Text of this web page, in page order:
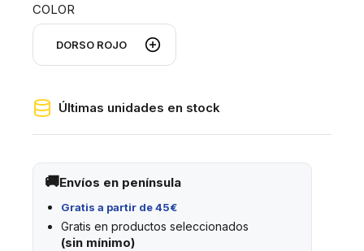
COLOR
Últimas unidades en stock
Envíos en península
Gratis a partir de 45€
Gratis en productos seleccionados
(sin mínimo)